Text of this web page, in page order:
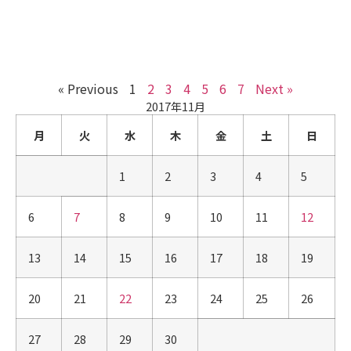
« Previous 1 2 3 4 5 6 7 Next »
2017年11月
月
火 水 木 金 土 日
1 2 3 4 5
6 7 8 9 10 11 12
13 14 15 16 17 18 19
20 21 22 23 24 25 26
27 28 29 30